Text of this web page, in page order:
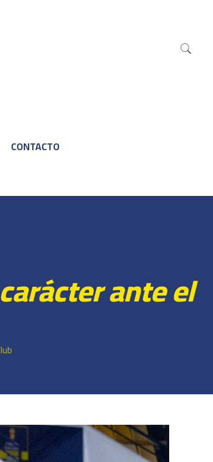
CONTACTO
ante el